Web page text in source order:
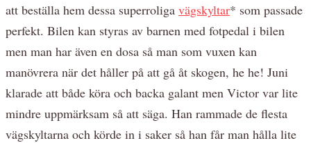
att beställa hem dessa superroliga vägskyltar* som passade
perfekt. Bilen kan styras av barnen med fotpedal i bilen
men man har även en dosa så man som vuxen kan
manövrera när det håller på att gå åt skogen, he he! Juni
klarade att både köra och backa galant men Victor var lite
mindre uppmärksam så att säga. Han rammade de flesta
vägskyltarna och körde in i saker så han får man hålla lite